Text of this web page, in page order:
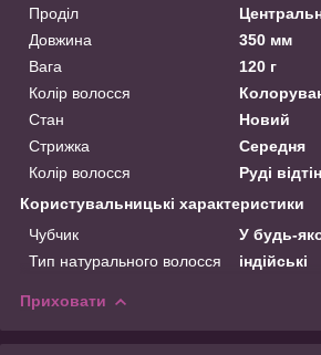
Проділ
Довжина
350 мм
Вага
120 г
Колір волосся
Стан
Новий
Стрижка
Середня
Колір волосся
Руді
Користувальницькі характеристики
Чубчик
У будь-
Тип натурального волосся
індійські
Приховати